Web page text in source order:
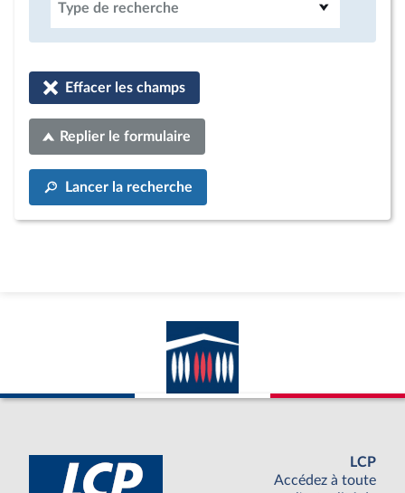
Type de recherche
Effacer les champs
Replier le formulaire
Lancer la recherche
LCP
Accédez à toute